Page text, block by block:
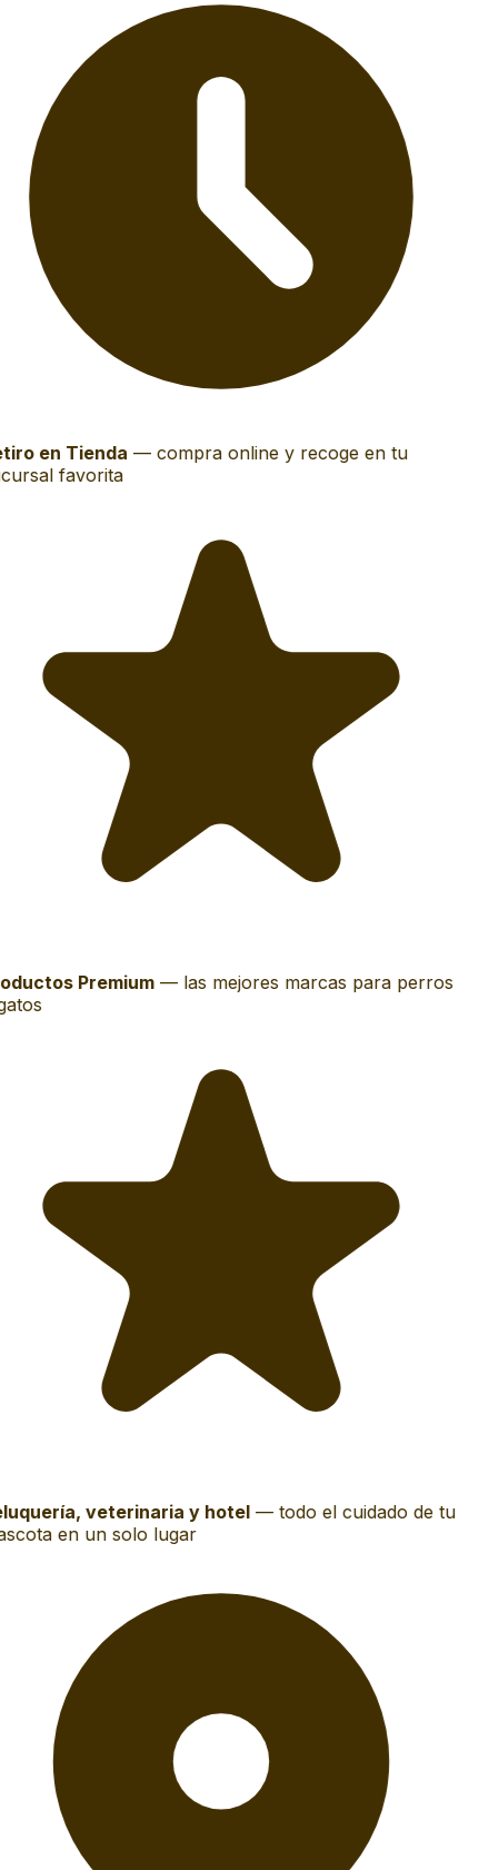
en Tienda— compra online y recoge en tu
favorita
Premium— las mejores marcas para perros
veterinaria y hotel— todo el cuidado de tu
en un solo lugar